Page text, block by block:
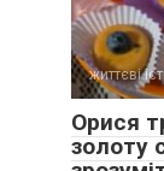
життєві
Орися
золоту